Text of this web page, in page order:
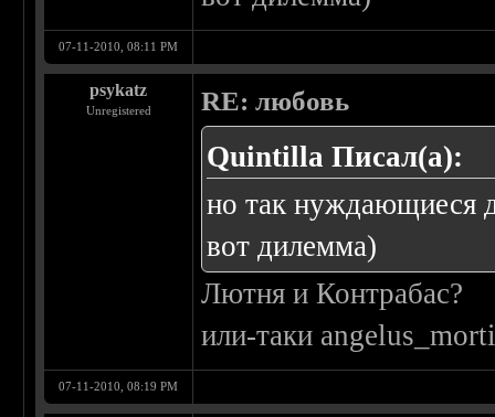
07-11-2010, 08:11 PM
psykatz
Unregistered RE: любовь
Quintilla Писал(а):
но так нуждающиеся
вот дилемма)
Лютня и Контрабас?
или-таки
07-11-2010, 08:19 PM